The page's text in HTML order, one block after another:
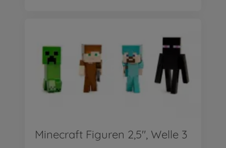
Minecraft Figuren 2,5", Welle 3